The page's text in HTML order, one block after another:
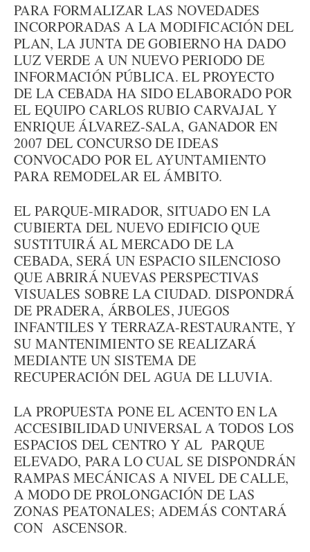
PARA FORMALIZAR LAS NOVEDADES
INCORPORADAS A LA MODIFICACIÓN DEL
PLAN, LA JUNTA DE GOBIERNO HA DADO
LUZ VERDE A UN NUEVO PERIODO DE
INFORMACIÓN PÚBLICA. EL PROYECTO
DE LA CEBADA HA SIDO ELABORADO POR
EL EQUIPO CARLOS RUBIO CARVAJAL Y
ENRIQUE ÁLVAREZ-SALA, GANADOR EN
2007 DEL CONCURSO DE IDEAS
CONVOCADO POR EL AYUNTAMIENTO
PARA REMODELAR EL ÁMBITO.
EL PARQUE-MIRADOR, SITUADO EN LA
CUBIERTA DEL NUEVO EDIFICIO QUE
SUSTITUIRÁ AL MERCADO DE LA
CEBADA, SERÁ UN ESPACIO SILENCIOSO
QUE ABRIRÁ NUEVAS PERSPECTIVAS
VISUALES SOBRE LA CIUDAD. DISPONDRÁ
DE PRADERA, ÁRBOLES, JUEGOS
INFANTILES Y TERRAZA-RESTAURANTE, Y
SU MANTENIMIENTO SE REALIZARÁ
MEDIANTE UN SISTEMA DE
RECUPERACIÓN DEL AGUA DE LLUVIA.
LA PROPUESTA PONE EL ACENTO EN LA
ACCESIBILIDAD UNIVERSAL A TODOS LOS
ESPACIOS DEL CENTRO Y AL PARQUE
ELEVADO, PARA LO CUAL SE DISPONDRÁN
RAMPAS MECÁNICAS A NIVEL DE CALLE,
A MODO DE PROLONGACIÓN DE LAS
ZONAS PEATONALES; ADEMÁS CONTARÁ
CON ASCENSOR.